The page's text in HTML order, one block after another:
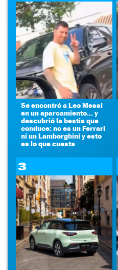
Se encontró a Leo Messi
en un aparcamiento... y
descubrió la bestia que
conduce: no es un Ferrari
ni un Lamborghini y esto
es lo que cuesta
3